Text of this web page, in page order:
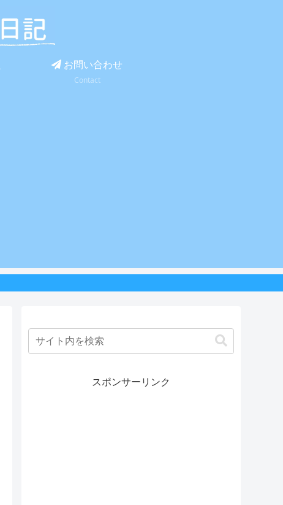
お問い合わせ
Contact
スポンサーリンク